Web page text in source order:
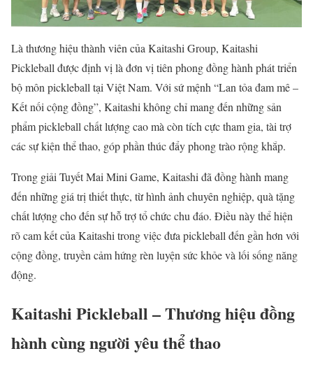
Là thương hiệu thành viên của Kaitashi Group, Kaitashi
Pickleball được định vị là đơn vị tiên phong đồng hành phát triển
bộ môn pickleball tại Việt Nam. Với sứ mệnh “Lan tỏa đam mê –
Kết nối cộng đồng”, Kaitashi không chỉ mang đến những sản
phẩm pickleball chất lượng cao mà còn tích cực tham gia, tài trợ
các sự kiện thể thao, góp phần thúc đẩy phong trào rộng khắp.
Trong giải Tuyết Mai Mini Game, Kaitashi đã đồng hành mang
đến những giá trị thiết thực, từ hình ảnh chuyên nghiệp, quà tặng
chất lượng cho đến sự hỗ trợ tổ chức chu đáo. Điều này thể hiện
rõ cam kết của Kaitashi trong việc đưa pickleball đến gần hơn với
cộng đồng, truyền cảm hứng rèn luyện sức khỏe và lối sống năng
động.
Kaitashi Pickleball – Thương hiệu đồng
hành cùng người yêu thể thao